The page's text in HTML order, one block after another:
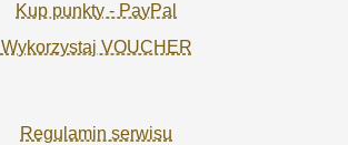
Kup punkty - PayPal
Wykorzystaj VOUCHER
Regulamin serwisu